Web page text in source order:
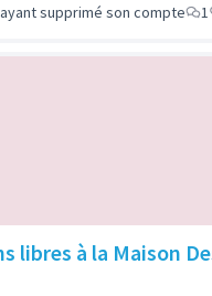
supprimé son compte 1
libres à la Maison